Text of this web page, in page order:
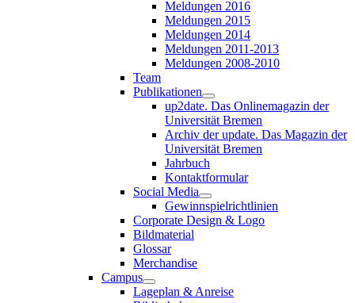
Meldungen 2016
Meldungen 2015
Meldungen 2014
Meldungen 2011-2013
Meldungen 2008-2010
Team
Publikationen
up2date. Das Onlinemagazin der
Universität Bremen
Archiv der update. Das Magazin der
Universität Bremen
Jahrbuch
Kontaktformular
Social Media
Gewinnspielrichtlinien
Corporate Design & Logo
Bildmaterial
Glossar
Merchandise
Campus
Lageplan & Anreise